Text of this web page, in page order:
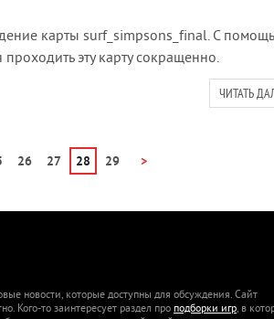
карты surf_simpsons_final. С
эту карту сокращенно.
ЧИТАТЬ
26 27 28 29 >
новости, которые доступны для обсуждения. Сайт
Кого-то заинтересует раздел проподборки игр, в